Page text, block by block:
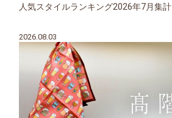
人気スタイルランキング2026年7月集計
2026.08.03